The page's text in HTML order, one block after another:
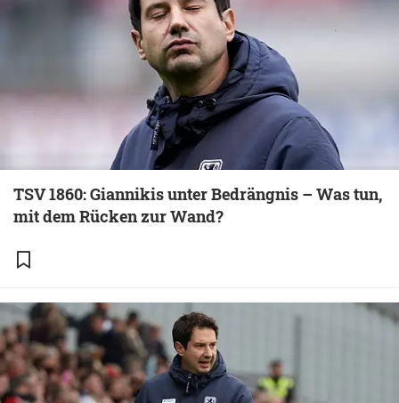
TSV 1860: Giannikis unter Bedrängnis – Was tun,
mit dem Rücken zur Wand?